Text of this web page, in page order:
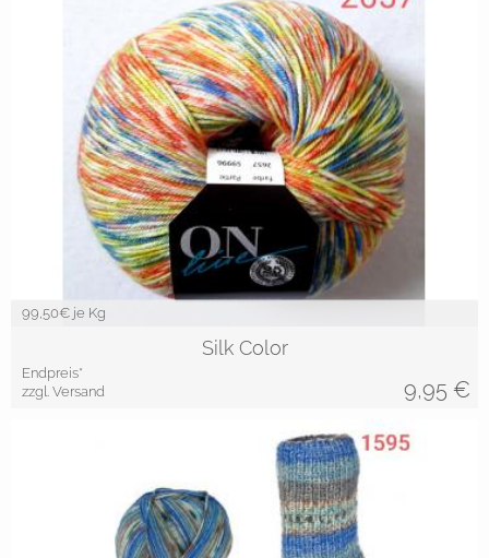
99,50€ je Kg
Silk Color
Endpreis*
zzgl. Versand
9,95 €